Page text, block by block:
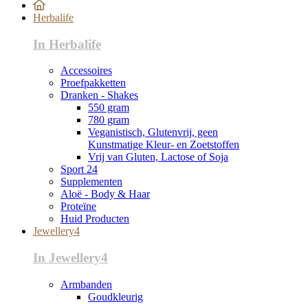
Herbalife
In Herbalife
Accessoires
Proefpakketten
Dranken - Shakes
550 gram
780 gram
Veganistisch, Glutenvrij, geen
Kunstmatige Kleur- en Zoetstoffen
Vrij van Gluten, Lactose of Soja
Sport 24
Supplementen
Aloë - Body & Haar
Proteïne
Huid Producten
Jewellery4
In Jewellery4
Armbanden
Goudkleurig